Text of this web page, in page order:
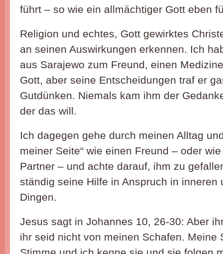
führt – so wie ein allmächtiger Gott eben
Religion und echtes, Gott gewirktes
an seinen Auswirkungen erkennen. Ich
aus Sarajewo zum Freund, einen
Gott, aber seine Entscheidungen traf er
Gutdünken. Niemals kam ihm der
der das will.
Ich dagegen gehe durch meinen Alltag
meiner Seite“ wie einen Freund – oder
Partner – und achte darauf, ihm zu
ständig seine Hilfe in Anspruch in inneren
Dingen.
Jesus sagt in Johannes 10, 26-30: Aber
ihr seid nicht von meinen Schafen. Meine